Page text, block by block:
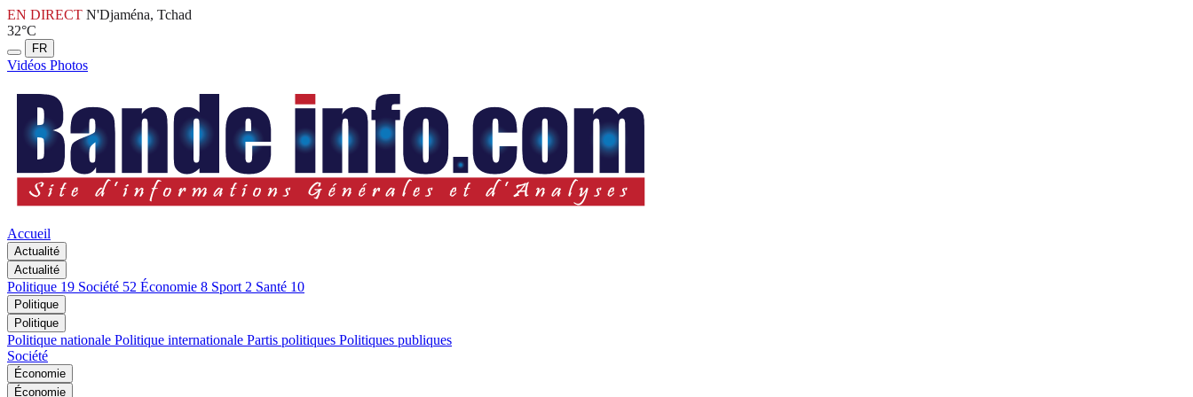
EN DIRECT N'Djaména, Tchad
32°C
FR
Vidéos Photos
Accueil
Actualité
Actualité
Politique 19 Société 52 Économie 8 Sport 2 Santé 10
Politique
Politique
Politique nationale Politique internationale Partis politiques Politiques publiques
Société
Économie
Économie